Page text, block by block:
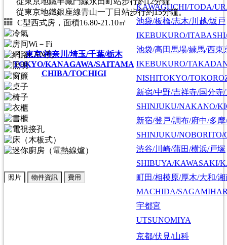
東京/神奈川/埼玉/千葉/栃木
TOKYO/KANAGAWA/SAITAMA
CHIBA/TOCHIGI
KAWAGUCHI/TODA/
池袋/板橋/志木/川越/坂戸
IKEBUKURO/
池袋/高田馬場/練馬/西東
IKEBUKURO/
NISHITOKYO/
新宿/中野/吉祥寺/国分寺
SHINJUKU/NAKANO/
新宿/登戸/調布/府中/多
SHINJUKU/
渋谷/川崎/蒲田/横浜/戸塚
SHIBUYA/KAWASAKI/
町田/相模原/厚木/大和/湘
MACHIDA/
宇都宮
UTSUNOMIYA
京都/伏見/山科
從東京地鐵銀座線青山一丁目站步行約15分鐘。
C型西式房，面積16.80-21.10㎡
照片 物件資訊 費用